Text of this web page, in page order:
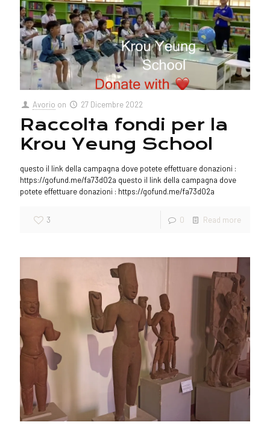
Avorio on 27 Dicembre 2022
Raccolta fondi per la
Krou Yeung School
questo il link della campagna dove potete effettuare donazioni :
https://gofund.me/fa73d02a questo il link della campagna dove
potete effettuare donazioni : https://gofund.me/fa73d02a
3 0 Read more